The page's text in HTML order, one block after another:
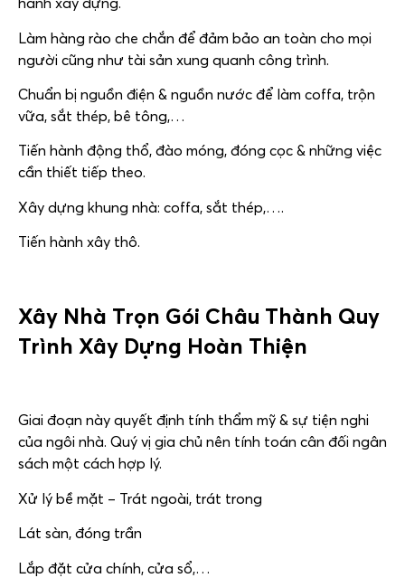
Làm hàng rào che chắn để đảm bảo an toàn cho mọi
người cũng như tài sản xung quanh công trình.
Chuẩn bị nguồn điện & nguồn nước để làm coffa, trộn
vữa, sắt thép, bê tông,…
Tiến hành động thổ, đào móng, đóng cọc & những việc
cần thiết tiếp theo.
Xây dựng khung nhà: coffa, sắt thép,….
Tiến hành xây thô.
Xây Nhà Trọn Gói Châu Thành Quy
Trình Xây Dựng Hoàn Thiện
Giai đoạn này quyết định tính thẩm mỹ & sự tiện nghi
của ngôi nhà. Quý vị gia chủ nên tính toán cân đối ngân
sách một cách hợp lý.
Xử lý bề mặt – Trát ngoài, trát trong
Lát sàn, đóng trần
Lắp đặt cửa chính, cửa sổ,…